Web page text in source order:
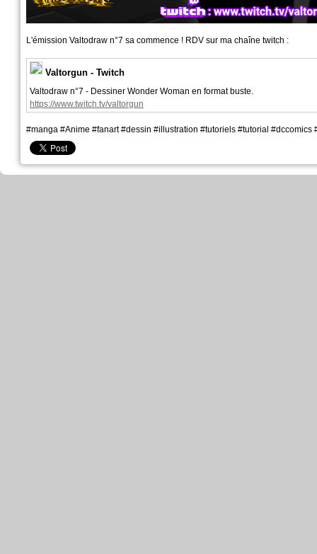
L'émission Valtodraw n°7 sa commence ! RDV sur ma chaîne twitch :
Valtorgun - Twitch
Valtodraw n°7 - Dessiner Wonder Woman en format buste.
https://www.twitch.tv/valtorgun
#manga #Anime #fanart #dessin #illustration #tutoriels #tutorial #dccomics